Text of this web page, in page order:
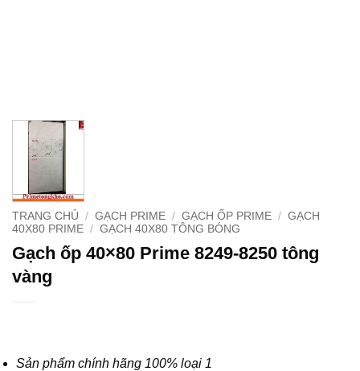
TRANG CHỦ / GẠCH PRIME / GẠCH ỐP PRIME / GẠCH
40X80 PRIME / GẠCH 40X80 TÔNG BÓNG
Gạch ốp 40×80 Prime 8249-8250 tông
vàng
Sản phẩm chính hãng 100% loại 1